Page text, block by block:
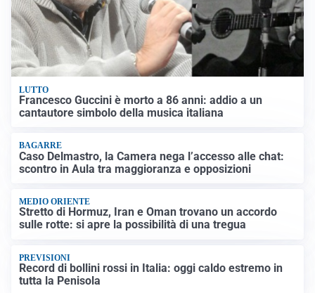
LUTTO
Francesco Guccini è morto a 86 anni: addio a un
cantautore simbolo della musica italiana
BAGARRE
Caso Delmastro, la Camera nega l’accesso alle chat:
scontro in Aula tra maggioranza e opposizioni
MEDIO ORIENTE
Stretto di Hormuz, Iran e Oman trovano un accordo
sulle rotte: si apre la possibilità di una tregua
PREVISIONI
Record di bollini rossi in Italia: oggi caldo estremo in
tutta la Penisola